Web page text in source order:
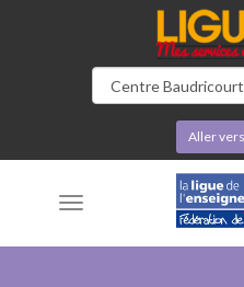
Aller
Toggle